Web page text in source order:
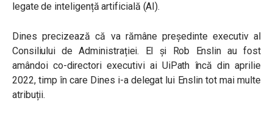
legate de inteligență artificială (AI).
Dines precizează că va rămâne președinte executiv al
Consiliului de Administrației. El și Rob Enslin au fost
amândoi co-directori executivi ai UiPath încă din aprilie
2022, timp în care Dines i-a delegat lui Enslin tot mai multe
atribuții.